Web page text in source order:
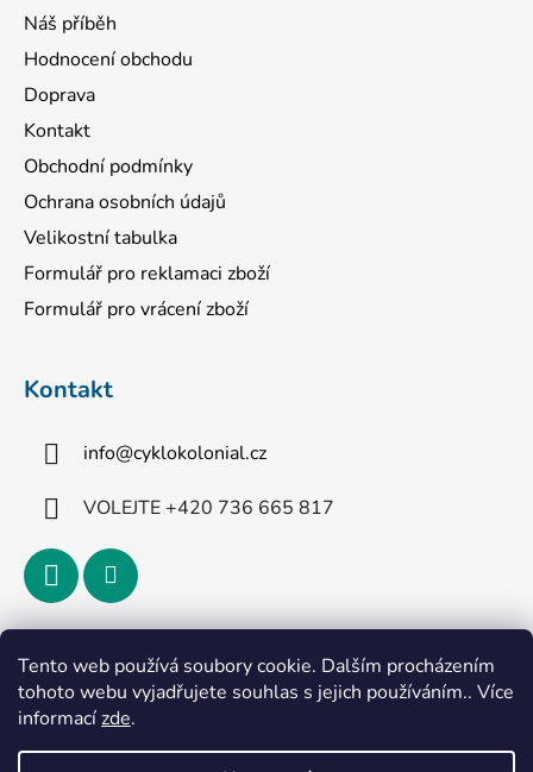
Tento web používá soubory cookie. Dalším procházením
tohoto webu vyjadřujete souhlas s jejich používáním.. Více
informacízde.
Náš příběh
Hodnocení obchodu
Doprava
Kontakt
Obchodní podmínky
Ochrana osobních údajů
Velikostní tabulka
Formulář pro reklamaci zboží
Formulář pro vrácení zboží
Kontakt
info@cyklokolonial.cz
VOLEJTE +420 736 665 817
Přijímáme online platby